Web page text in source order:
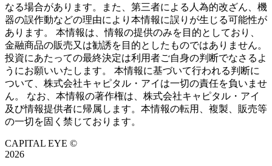
なる場合があります。また、第三者による人為的改ざん、機
器の誤作動などの理由により本情報に誤りが生じる可能性が
あります。 本情報は、情報の提供のみを目的としており、
金融商品の販売又は勧誘を目的としたものではありません。
投資にあたっての最終決定は利用者ご自身の判断でなさるよ
うにお願いいたします。 本情報に基づいて行われる判断に
ついて、株式会社キャピタル・アイは一切の責任を負いませ
ん。 なお、本情報の著作権は、株式会社キャピタル・アイ
及び情報提供者に帰属します。本情報の転用、複製、販売等
の一切を固く禁じております。
CAPITAL EYE ©
2026